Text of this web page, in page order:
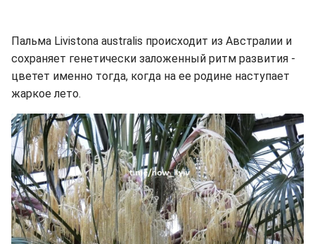
Пальма Livistona australis происходит из Австралии и
сохраняет генетически заложенный ритм развития -
цветет именно тогда, когда на ее родине наступает
жаркое лето.